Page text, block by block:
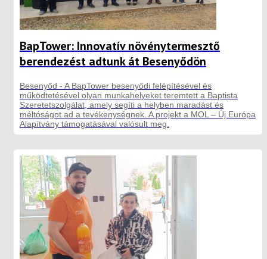
BapTower: Innovatív növénytermesztő
berendezést adtunk át Besenyődön
Besenyőd - A BapTower besenyődi felépítésével és
működtetésével olyan munkahelyeket teremtett a Baptista
Szeretetszolgálat, amely segíti a helyben maradást és
méltóságot ad a tevékenységnek. A projekt a MOL – Új Európa
Alapítvány támogatásával valósult meg.